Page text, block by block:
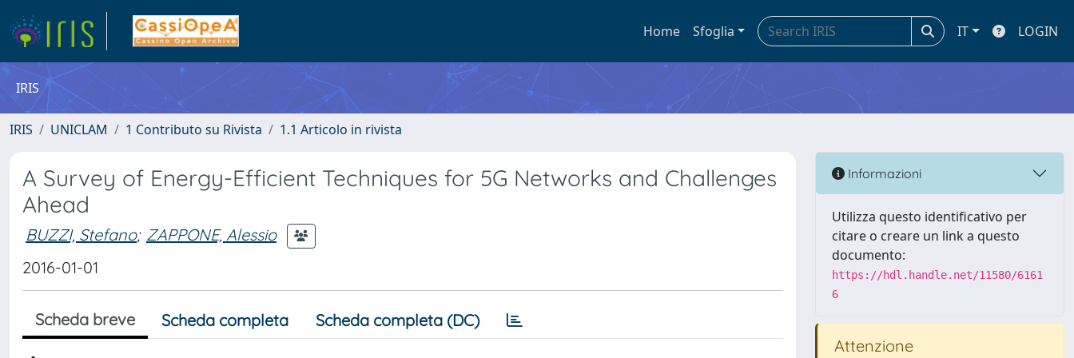
Home Sfoglia IT LOGIN
IRIS
IRIS UNICLAM 1 Contributo su Rivista 1.1 Articolo in rivista
A Survey of Energy-Efficient Techniques for 5G Networks and Challenges
Ahead
BUZZI, Stefano; ZAPPONE, Alessio
2016-01-01
Scheda breve Scheda completa Scheda completa (DC)
Informazioni
Utilizza questo identificativo per
citare o creare un link a questo
documento:
https://hdl.handle.net/11580/6161
6
Attenzione